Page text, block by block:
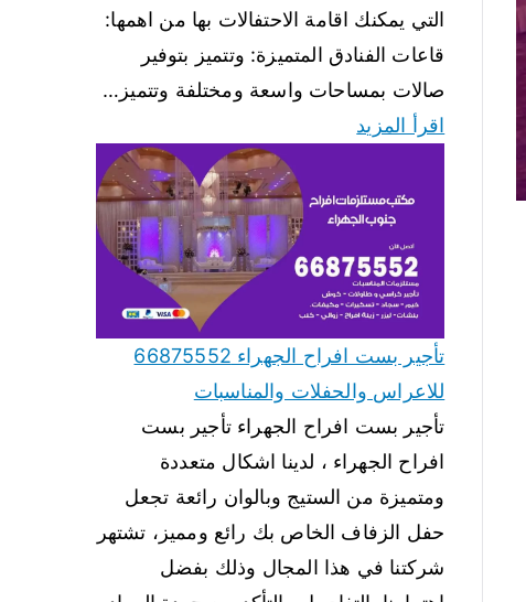
التي يمكنك اقامة الاحتفالات بها من اهمها:
قاعات الفنادق المتميزة: وتتميز بتوفير
صالات بمساحات واسعة ومختلفة وتتميز…
اقرأ المزيد
تأجير بست افراح الجهراء 66875552
للاعراس والحفلات والمناسبات
تأجير بست افراح الجهراء تأجير بست
افراح الجهراء ، لدينا اشكال متعددة
ومتميزة من الستيج وبالوان رائعة تجعل
حفل الزفاف الخاص بك رائع ومميز، تشتهر
شركتنا في هذا المجال وذلك بفضل